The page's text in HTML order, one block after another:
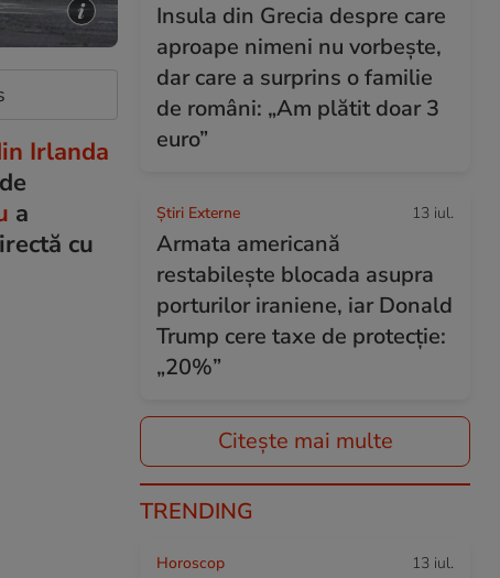
Irlanda
a
cu
Insula din Grecia despre care
aproape nimeni nu vorbește,
dar care a surprins o familie
de români: „Am plătit doar 3
euro”
Știri Externe 13 iul.
Armata americană
restabilește blocada asupra
porturilor iraniene, iar Donald
Trump cere taxe de protecție:
„20%”
Citește mai multe
TRENDING
Horoscop 13 iul.